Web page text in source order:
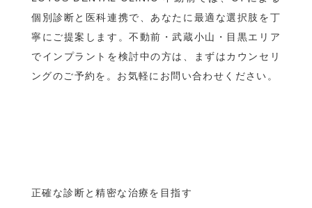
個別診断と医科連携で、あなたに最適な選択肢を丁
寧にご提案します。不動前・武蔵小山・目黒エリア
でインプラントを検討中の方は、まずはカウンセリ
ングのご予約を。お気軽にお問い合わせください。
正確な診断と精密な治療を目指す